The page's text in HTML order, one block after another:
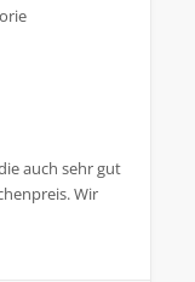
auch sehr gut
Wir